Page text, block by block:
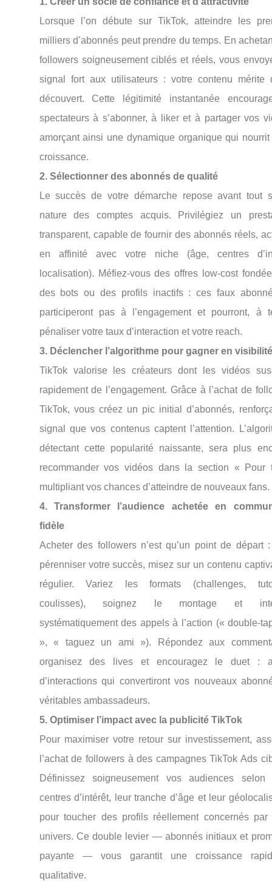
Lorsque l’on débute sur TikTok, atteindre les
milliers d’abonnés peut prendre du temps. En
followers soigneusement ciblés et réels, vous
signal fort aux utilisateurs : votre contenu mérite
découvert. Cette légitimité instantanée
spectateurs à s’abonner, à liker et à partager vos
amorçant ainsi une dynamique organique qui nourrit
croissance.
2. Sélectionner des abonnés de qualité
Le succès de votre démarche repose avant tout
nature des comptes acquis. Privilégiez un
transparent, capable de fournir des abonnés réels,
en affinité avec votre niche (âge, centres
localisation). Méfiez-vous des offres low-cost
des bots ou des profils inactifs : ces faux
participeront pas à l’engagement et pourront, à
pénaliser votre taux d’interaction et votre reach.
3. Déclencher l’algorithme pour gagner en visibilité
TikTok valorise les créateurs dont les vidéos
rapidement de l’engagement. Grâce à l’achat de
TikTok, vous créez un pic initial d’abonnés,
signal que vos contenus captent l’attention.
détectant cette popularité naissante, sera plus
recommander vos vidéos dans la section « Pour
multipliant vos chances d’atteindre de nouveaux fans.
4. Transformer l’audience achetée en
fidèle
Acheter des followers n’est qu’un point de départ
pérenniser votre succès, misez sur un contenu
régulier. Variez les formats (challenges,
coulisses), soignez le montage et
systématiquement des appels à l’action (« double-
», « taguez un ami »). Répondez aux
organisez des lives et encouragez le duet :
d’interactions qui convertiront vos nouveaux
véritables ambassadeurs.
5. Optimiser l’impact avec la publicité TikTok
Pour maximiser votre retour sur investissement,
l’achat de followers à des campagnes TikTok Ads
Définissez soigneusement vos audiences selon
centres d’intérêt, leur tranche d’âge et leur
pour toucher des profils réellement concernés par
univers. Ce double levier — abonnés initiaux et
payante — vous garantit une croissance
qualitative.